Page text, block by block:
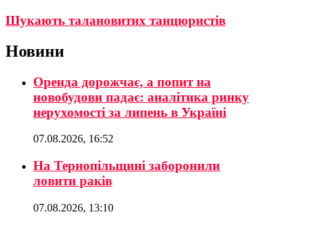
Шукають талановитих танцюристів
Новини
Оренда дорожчає, а попит на
новобудови падає: аналітика ринку
нерухомості за липень в Україні
07.08.2026, 16:52
На Тернопільщині заборонили
ловити раків
07.08.2026, 13:10